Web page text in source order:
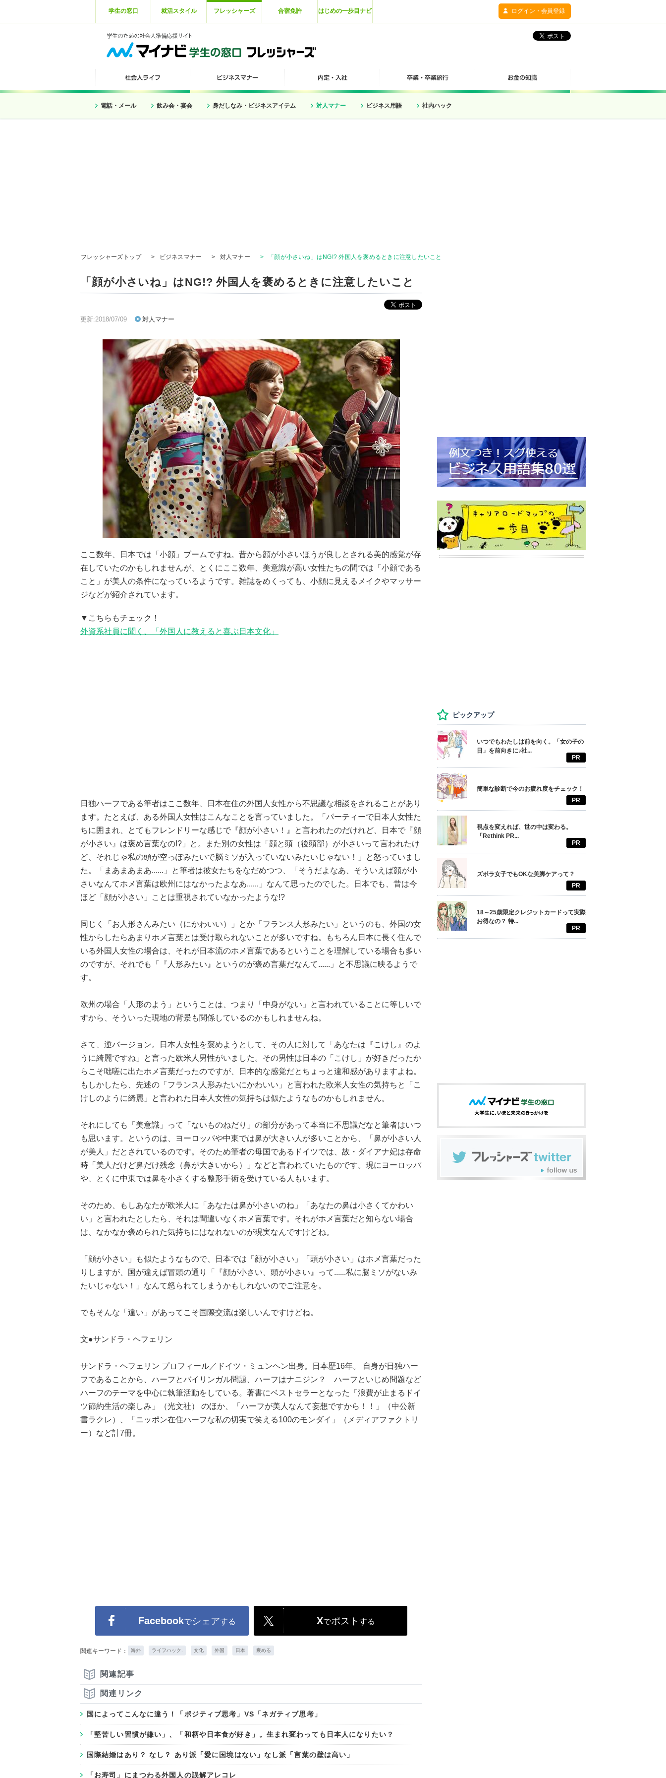
学生の窓口 就活スタイル フレッシャーズ 合宿免許 はじめの一歩目ナビ ログイン・会員登録
電話・メール 飲み会・宴会 身だしなみ・ビジネスアイテム 対人マナー ビジネス用語 社内ハック
フレッシャーズトップ > ビジネスマナー > 対人マナー > 「顔が小さいね」はNG!? 外国人を褒めるときに注意したいこと
「顔が小さいね」はNG!? 外国人を褒めるときに注意したいこと
更新:2018/07/09 対人マナー
ここ数年、日本では「小顔」ブームですね。昔から顔が小さいほうが良しとされる美的感覚が存
在していたのかもしれませんが、とくにここ数年、美意識が高い女性たちの間では「小顔である
こと」が美人の条件になっているようです。雑誌をめくっても、小顔に見えるメイクやマッサー
ジなどが紹介されています。
▼こちらもチェック！
外資系社員に聞く、「外国人に教えると喜ぶ日本文化」
日独ハーフである筆者はここ数年、日本在住の外国人女性から不思議な相談をされることがあり
ます。たとえば、ある外国人女性はこんなことを言っていました。「パーティーで日本人女性た
ちに囲まれ、とてもフレンドリーな感じで『顔が小さい！』と言われたのだけれど、日本で『顔
が小さい』は褒め言葉なの!?」と。また別の女性は「顔と頭（後頭部）が小さいって言われたけ
ど、それじゃ私の頭が空っぽみたいで脳ミソが入っていないみたいじゃない！」と怒っていまし
た。「まあまあまあ......」と筆者は彼女たちをなだめつつ、「そうだよなあ、そういえば顔が小
さいなんてホメ言葉は欧州にはなかったよなあ......」なんて思ったのでした。日本でも、昔は今
ほど「顔が小さい」ことは重視されていなかったような!?
同じく「お人形さんみたい（にかわいい）」とか「フランス人形みたい」というのも、外国の女
性からしたらあまりホメ言葉とは受け取られないことが多いですね。もちろん日本に長く住んで
いる外国人女性の場合は、それが日本流のホメ言葉であるということを理解している場合も多い
のですが、それでも「『人形みたい』というのが褒め言葉だなんて......」と不思議に映るようで
す。
欧州の場合「人形のよう」ということは、つまり「中身がない」と言われていることに等しいで
すから、そういった現地の背景も関係しているのかもしれませんね。
さて、逆バージョン。日本人女性を褒めようとして、その人に対して「あなたは『こけし』のよ
うに綺麗ですね」と言った欧米人男性がいました。その男性は日本の「こけし」が好きだったか
らこそ咄嗟に出たホメ言葉だったのですが、日本的な感覚だとちょっと違和感がありますよね。
もしかしたら、先述の「フランス人形みたいにかわいい」と言われた欧米人女性の気持ちと「こ
けしのように綺麗」と言われた日本人女性の気持ちは似たようなものかもしれません。
それにしても「美意識」って「ないものねだり」の部分があって本当に不思議だなと筆者はいつ
も思います。というのは、ヨーロッパや中東では鼻が大きい人が多いことから、「鼻が小さい人
が美人」だとされているのです。そのため筆者の母国であるドイツでは、故・ダイアナ妃は存命
時「美人だけど鼻だけ残念（鼻が大きいから）」などと言われていたものです。現にヨーロッパ
や、とくに中東では鼻を小さくする整形手術を受けている人もいます。
そのため、もしあなたが欧米人に「あなたは鼻が小さいのね」「あなたの鼻は小さくてかわい
い」と言われたとしたら、それは間違いなくホメ言葉です。それがホメ言葉だと知らない場合
は、なかなか褒められた気持ちにはなれないのが現実なんですけどね。
「顔が小さい」も似たようなもので、日本では「顔が小さい」「頭が小さい」はホメ言葉だった
りしますが、国が違えば冒頭の通り「『顔が小さい、頭が小さい』って......私に脳ミソがないみ
たいじゃない！」なんて怒られてしまうかもしれないのでご注意を。
でもそんな「違い」があってこそ国際交流は楽しいんですけどね。
文●サンドラ・ヘフェリン
サンドラ・ヘフェリン プロフィール／ドイツ・ミュンヘン出身。日本歴16年。 自身が日独ハー
フであることから、ハーフとバイリンガル問題、ハーフはナニジン？ ハーフといじめ問題など
ハーフのテーマを中心に執筆活動をしている。著書にベストセラーとなった「浪費が止まるドイ
ツ節約生活の楽しみ」（光文社） のほか、「ハーフが美人なんて妄想ですから！！」（中公新
書ラクレ）、「ニッポン在住ハーフな私の切実で笑える100のモンダイ」（メディアファクトリ
ー）など計7冊。
Facebookでシェアする Xでポスト する
関連キーワード： 海外 ライフハック. 文化 外国 日本 褒める
関連記事
関連リンク
国によってこんなに違う！「ポジティブ思考」VS「ネガティブ思考」
「堅苦しい習慣が嫌い」、「和柄や日本食が好き」。生まれ変わっても日本人になりたい？
国際結婚はあり？ なし？ あり派「愛に国境はない」なし派「言葉の壁は高い」
「お寿司」にまつわる外国人の誤解アレコレ
ピックアップ
いつでもわたしは前を向く。「女の子の
日」を前向きに♪社...
PR
簡単な診断で今のお疲れ度をチェック！
PR
視点を変えれば、世の中は変わる。
「Rethink PR...
PR
ズボラ女子でもOKな美脚ケアって？
PR
18～25歳限定クレジットカードって実際
お得なの？ 特...
PR